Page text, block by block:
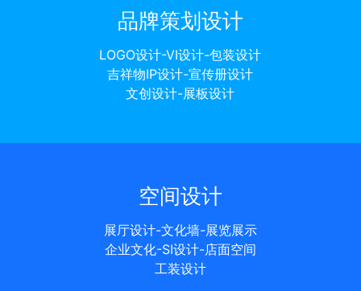
品牌策划设计
LOGO设计-VI设计-包装设计
吉祥物IP设计-宣传册设计
文创设计-展板设计
空间设计
展厅设计-文化墙-展览展示
企业文化-SI设计-店面空间
工装设计